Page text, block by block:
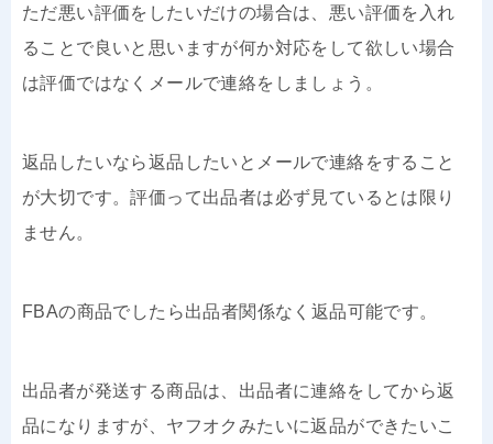
ただ悪い評価をしたいだけの場合は、悪い評価を入れ
ることで良いと思いますが何か対応をして欲しい場合
は評価ではなくメールで連絡をしましょう。
返品したいなら返品したいとメールで連絡をすること
が大切です。評価って出品者は必ず見ているとは限り
ません。
FBAの商品でしたら出品者関係なく返品可能です。
出品者が発送する商品は、出品者に連絡をしてから返
品になりますが、ヤフオクみたいに返品ができたいこ